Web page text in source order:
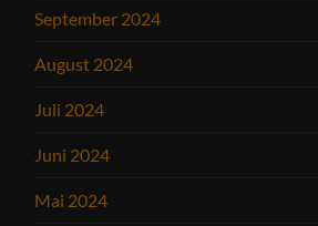
September 2024
August 2024
Juli 2024
Juni 2024
Mai 2024